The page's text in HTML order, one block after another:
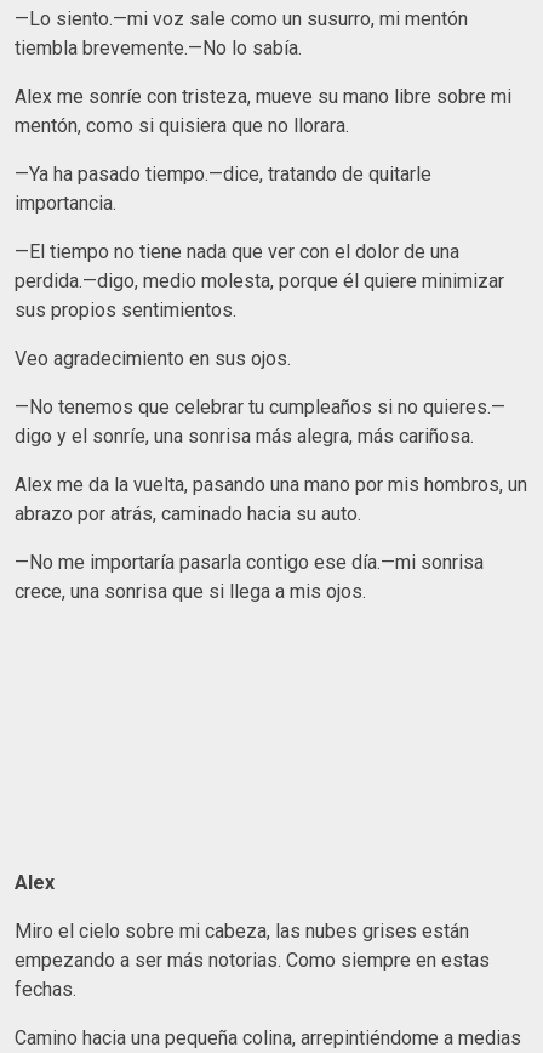
—Lo siento.—mi voz sale como un susurro, mi mentón
tiembla brevemente.—No lo sabía.
Alex me sonríe con tristeza, mueve su mano libre sobre mi
mentón, como si quisiera que no llorara.
—Ya ha pasado tiempo.—dice, tratando de quitarle
importancia.
—El tiempo no tiene nada que ver con el dolor de una
perdida.—digo, medio molesta, porque él quiere minimizar
sus propios sentimientos.
Veo agradecimiento en sus ojos.
—No tenemos que celebrar tu cumpleaños si no quieres.—
digo y el sonríe, una sonrisa más alegra, más cariñosa.
Alex me da la vuelta, pasando una mano por mis hombros, un
abrazo por atrás, caminado hacia su auto.
—No me importaría pasarla contigo ese día.—mi sonrisa
crece, una sonrisa que si llega a mis ojos.
Alex
Miro el cielo sobre mi cabeza, las nubes grises están
empezando a ser más notorias. Como siempre en estas
fechas.
Camino hacia una pequeña colina, arrepintiéndome a medias